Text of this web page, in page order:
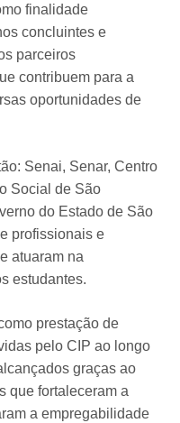
finalidade
concluintes e
parceiros
contribuem para a
oportunidades de
Senai, Senar, Centro
Social de São
do Estado de São
profissionais e
atuaram na
estudantes.
prestação de
pelo CIP ao longo
graças ao
que fortaleceram a
a empregabilidade